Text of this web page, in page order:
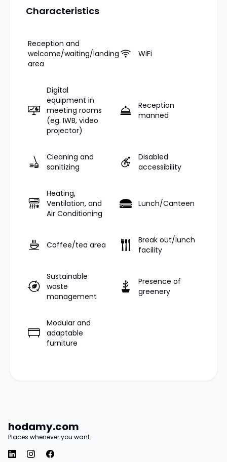
Characteristics
Reception and
welcome/waiting/landing
area
WiFi
Digital
equipment in
meeting rooms
(eg. IWB, video
projector)
Reception
manned
Cleaning and
sanitizing
Disabled
accessibility
Heating,
Ventilation, and
Air Conditioning
Lunch/Canteen
Coffee/tea area
Break out/lunch
facility
Sustainable
waste
management
Presence of
greenery
Modular and
adaptable
furniture
hodamy.com
Places whenever you want.